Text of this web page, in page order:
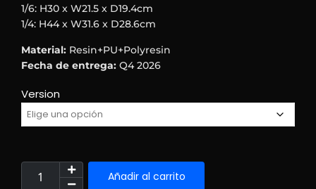
1/6: H30 x W21.5 x D19.4cm
1/4: H44 x W31.6 x D28.6cm
Material: Resin+PU+Polyresin
Fecha de entrega: Q4 2026
Version
Añadir al carrito